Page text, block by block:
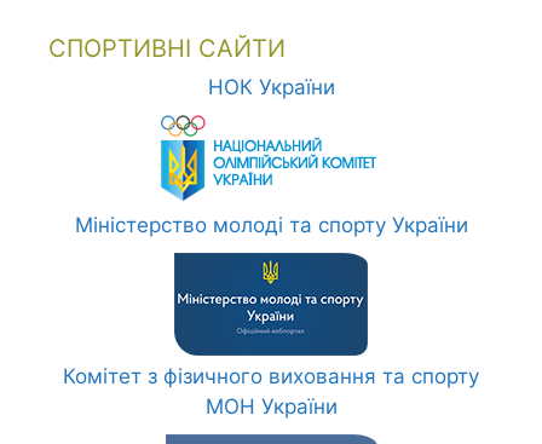
СПОРТИВНІ САЙТИ
НОК України
Міністерство молоді та спорту України
Комітет з фізичного виховання та спорту
МОН України